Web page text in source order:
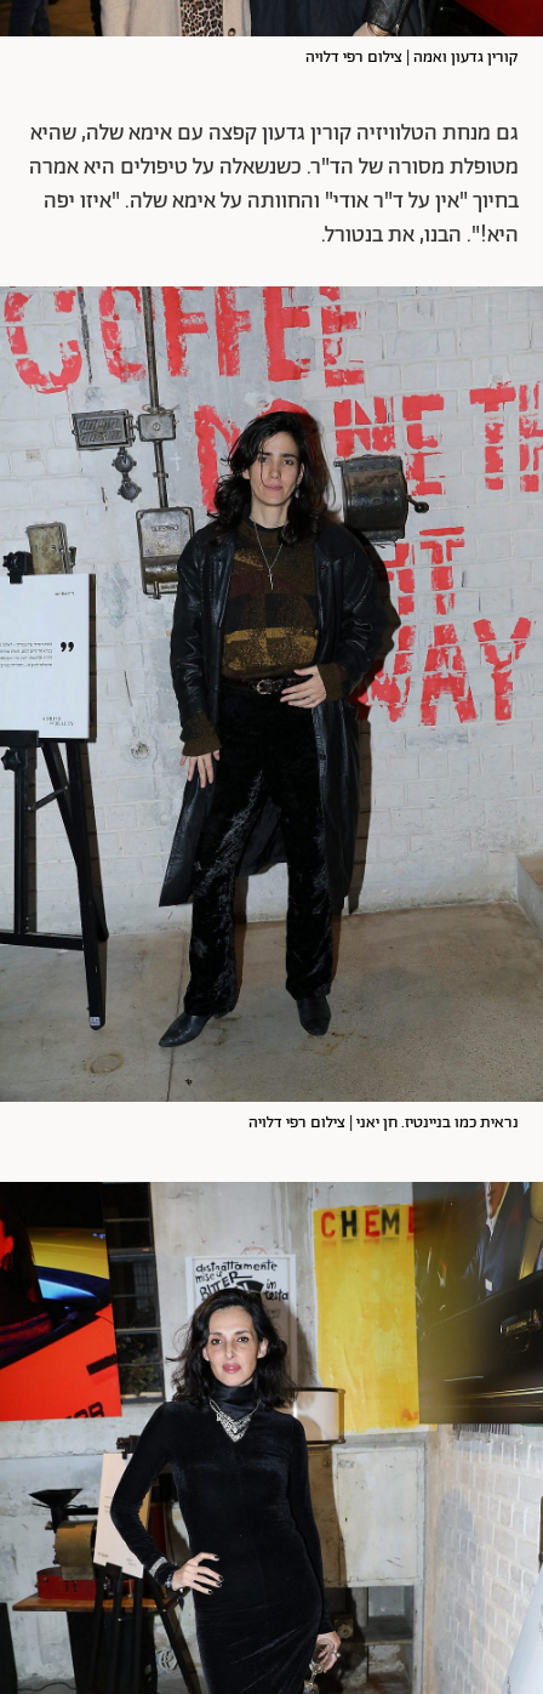
קורין גדעון ואמה | צילום רפי דלויה
גם מנחת הטלוויזיה קורין גדעון קפצה עם אימא שלה, שהיא
מטופלת מסורה של הד"ר. כשנשאלה על טיפולים היא אמרה
בחיוך "אין על ד"ר אודי" והחוותה על אימא שלה. "איזו יפה
היא!". הבנו, את בנטורל.
נראית כמו בניינטיז. חן יאני | צילום רפי דלויה